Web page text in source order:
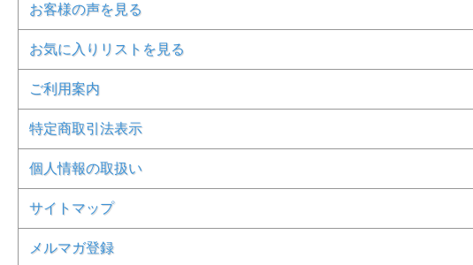
お客様の声を見る
お気に入りリストを見る
ご利用案内
特定商取引法表示
個人情報の取扱い
サイトマップ
メルマガ登録